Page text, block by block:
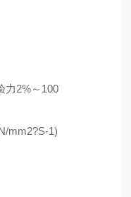
2%～100
mm2?S-1)